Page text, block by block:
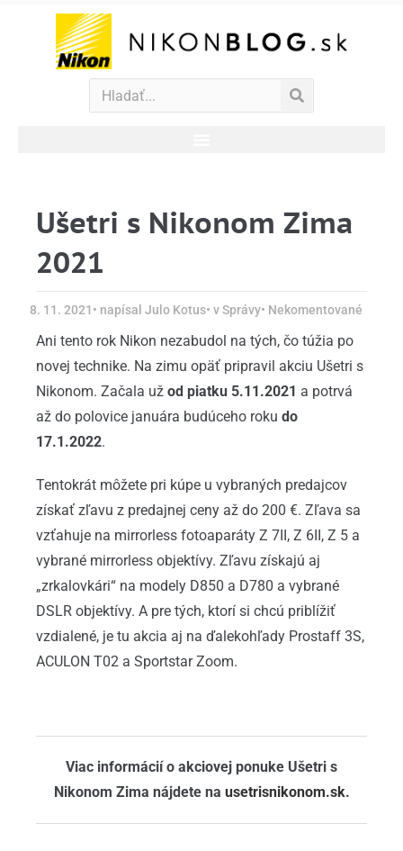
Ušetri s Nikonom Zima
2021
8. 11. 2021 • napísal Julo Kotus• vSprávy• Nekomentované
Ani tento rok Nikon nezabudol na tých, čo túžia po
novej technike. Na zimu opäť pripravil akciu Ušetri s
Nikonom. Začala už od piatku 5.11.2021 a potrvá
až do polovice januára budúceho roku do
17.1.2022.
Tentokrát môžete pri kúpe u vybraných predajcov
získať zľavu z predajnej ceny až do 200 €. Zľava sa
vzťahuje na mirrorless fotoaparáty Z 7II, Z 6II, Z 5 a
vybrané mirrorless objektívy. Zľavu získajú aj
„zrkalovkári“ na modely D850 a D780 a vybrané
DSLR objektívy. A pre tých, ktorí si chcú priblížiť
vzdialené, je tu akcia aj na ďalekohľady Prostaff 3S,
ACULON T02 a Sportstar Zoom.
Viac informácií o akciovej ponuke Ušetri s
Nikonom Zima nájdete na usetrisnikonom.sk.